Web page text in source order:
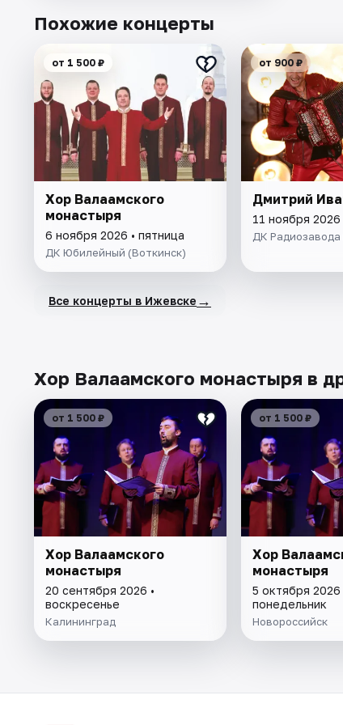
Похожие концерты
от 1 500 ₽
Хор Валаамского
монастыря
6 ноября 2026 • пятница
ДК Юбилейный (Воткинск)
от 900 ₽
Дмитрий
11 ноября 2026
ДК Радиозавода
Все концерты в Ижевске →
Хор Валаамского монастыря в
от 1 500 ₽
Хор Валаамского
монастыря
20 сентября 2026 •
воскресенье
Калининград
от 1 500 ₽
Хор
монастыря
5 октября 2026
понедельник
Новороссийск